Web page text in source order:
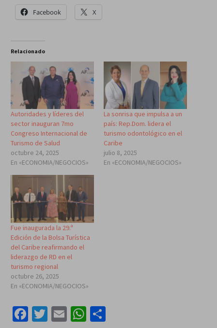
Facebook X
Relacionado
Autoridades y líderes del
sector inauguran 7mo
Congreso Internacional de
Turismo de Salud
octubre 24, 2025
En «ECONOMIA/NEGOCIOS»
La sonrisa que impulsa a un
país: Rep.Dom. lidera el
turismo odontológico en el
Caribe
julio 8, 2025
En «ECONOMIA/NEGOCIOS»
Fue inaugurada la 29.ª
Edición de la Bolsa Turística
del Caribe reafirmando el
liderazgo de RD en el
turismo regional
octubre 26, 2025
En «ECONOMIA/NEGOCIOS»
Facebook
Twitter
EmailWhatsApp
Compartir